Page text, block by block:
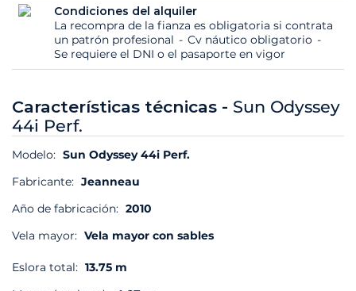
Condiciones del alquiler
La recompra de la fianza es obligatoria si contrata
un patrón profesional
Cv náutico obligatorio
Se requiere el DNI o el pasaporte en vigor
Características técnicas - Sun Odyssey
44i Perf.
Modelo: Sun Odyssey 44i Perf.
Fabricante: Jeanneau
Año de fabricación: 2010
Vela mayor: Vela mayor con sables
Eslora total: 13.75 m